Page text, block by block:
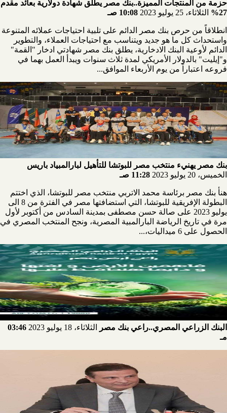
حزمة من المنتجات المميزة..بنك مصر يطلق شهادة دولارية بعائد مقدم
27%
الثلاثاء، 25 يوليو 2023 10:08 صـ
انطلاقاً من حرص بنك مصر الدائم على تلبية احتياجات عملائه المتنوعة
واستحداث كل ما هو جديد ويتناسب مع احتياجات العملاء، والتطوير
الدائم لأوعية البنك الادخارية، يطلق بنك مصر شهادتي ادخار "القمة"
و"إيليت" بالدولار الأمريكي لمدة ثلاث سنوات ويبدأ العمل بهما في
فروعه اعتباراً من يوم الأربعاء الموافق...
بنك مصر يهنيء منتخب مصر للبوتشا للتأهيل لبارالمبياد باريس
الخميس، 20 يوليو 2023
11:28 صـ
هنأ بنك مصر برئاسة محمد الاتربي منتخب مصر للبوتشا، الذي اختتم
البطولة الإفريقية للبوتشا، التي استضافتها مصر في الفترة من 8 الى
يوليو 2023 على صالة حسن مصطفى بمدينة السادس من أكتوبر لأول
مرة في تاريخ الرياضة البارالمبية المصرية، ونجح المنتخب المصري في
الحصول على 6 ميداليات،...
البنك الزراعي المصري..راعي بنك مصر الثلاثاء، 18 يوليو 2023
03:46
مـ